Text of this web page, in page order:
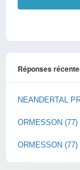
Réponses
NEANDERTAL
ORMESSON
ORMESSON